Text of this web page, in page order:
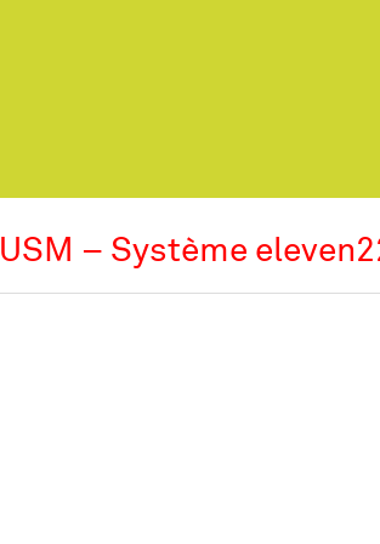
USM – Système